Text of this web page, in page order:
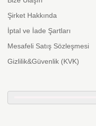
Şirket Hakkında
İptal ve İade Şartları
Mesafeli Satış Sözleşmesi
Gizlilik&Güvenlik (KVK)